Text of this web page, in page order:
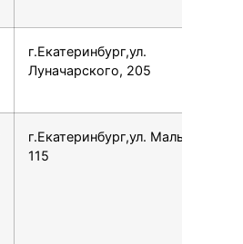
г.Екатеринбург,ул.
Луначарского, 205
г.Екатеринбург,ул. Малышева,
115